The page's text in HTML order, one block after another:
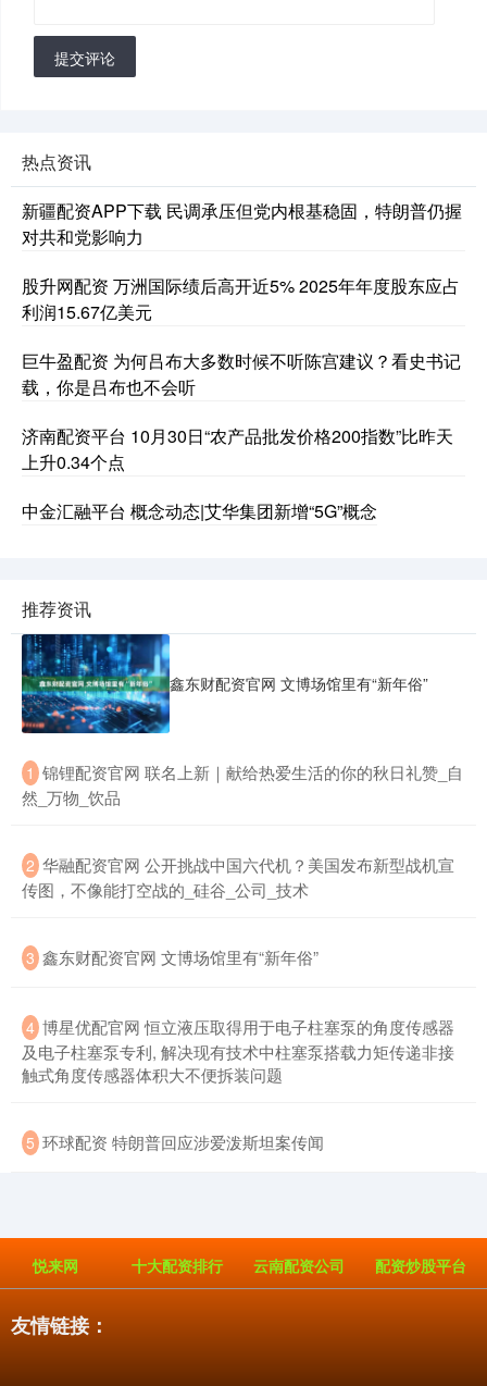
提交评论
热点资讯
新疆配资APP下载 民调承压但党内根基稳固，特朗普仍握
对共和党影响力
股升网配资 万洲国际绩后高开近5% 2025年年度股东应占
利润15.67亿美元
巨牛盈配资 为何吕布大多数时候不听陈宫建议？看史书记
载，你是吕布也不会听
济南配资平台 10月30日“农产品批发价格200指数”比昨天
上升0.34个点
中金汇融平台 概念动态|艾华集团新增“5G”概念
推荐资讯
鑫东财配资官网 文博场馆里有“新年俗”
1 ​锦锂配资官网 联名上新｜献给热爱生活的你的秋日礼赞_自
然_万物_饮品
2 ​华融配资官网 公开挑战中国六代机？美国发布新型战机宣
传图，不像能打空战的_硅谷_公司_技术
3 ​鑫东财配资官网 文博场馆里有“新年俗”
4 ​博星优配官网 恒立液压取得用于电子柱塞泵的角度传感器
及电子柱塞泵专利, 解决现有技术中柱塞泵搭载力矩传递非接
触式角度传感器体积大不便拆装问题
5 ​环球配资 特朗普回应涉爱泼斯坦案传闻
悦来网 十大配资排行 云南配资公司 配资炒股平台
友情链接：